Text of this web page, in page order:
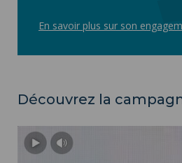
En savoir plus sur son
Découvrez la